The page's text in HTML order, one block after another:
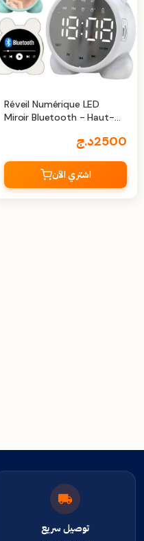
Réveil Numérique LED
Miroir Bluetooth - Haut-
2500د.ج
اشتري الآن
توصيل سريع